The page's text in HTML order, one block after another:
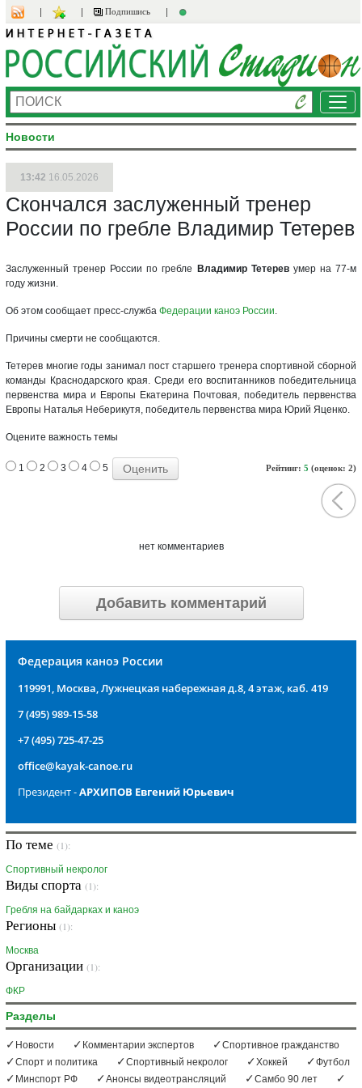
Подпишись
Новости
13:42 16.05.2026
Скончался заслуженный тренер
России по гребле Владимир Тетерев
Заслуженный тренер России по гребле Владимир Тетеревумер на 77-м
году жизни.
Об этом сообщает пресс-служба Федерации каноэ России.
Причины смерти не сообщаются.
Тетерев многие годы занимал пост старшего тренера спортивной сборной
команды Краснодарского края. Среди его воспитанников победительница
первенства мира и Европы Екатерина Почтовая, победитель первенства
Европы Наталья Неберикутя, победитель первенства мира Юрий Яценко.
Оцените важность темы
Рейтинг: 5 (оценок: 2)
1 2 3 4 5
нет комментариев
Добавить комментарий
Федерация каноэ России
119991, Москва, Лужнецкая набережная д.8, 4 этаж, каб. 419
7 (495) 989-15-58
+7 (495) 725-47-25
office@kayak-canoe.ru
Президент -АРХИПОВ Евгений Юрьевич
По теме (1):
Спортивный некролог
Виды спорта (1):
Гребля на байдарках и каноэ
Регионы (1):
Москва
Организации (1):
ФКР
Разделы
Новости Комментарии экспертов
Спортивное гражданство
Спорт и политика
Спортивный некролог Хоккей
Футбол
Минспорт РФ
Анонсы видеотрансляций Самбо 90 лет